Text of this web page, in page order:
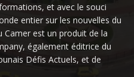
et avec le souci
entier sur les nouvelles du
Camer est un produit de la
également éditrice du
Défis Actuels, et de